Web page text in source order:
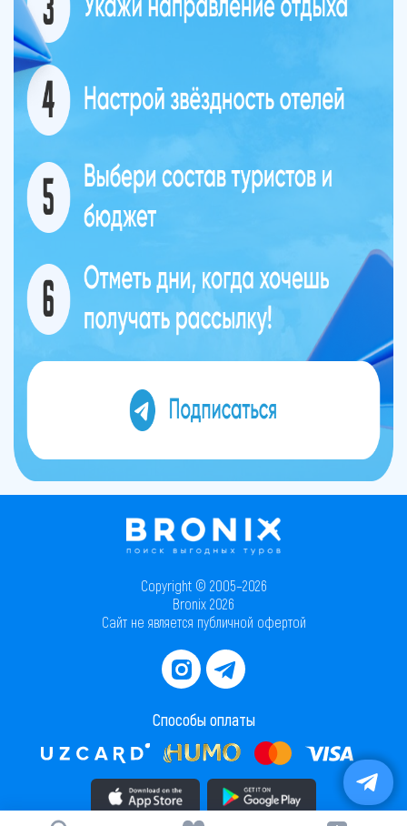
Copyright © 2005–2026
Bronix 2026
Сайт не является публичной офертой
Способы оплаты
Скачать приложение в AppStore Скачать приложение в PlayMarket